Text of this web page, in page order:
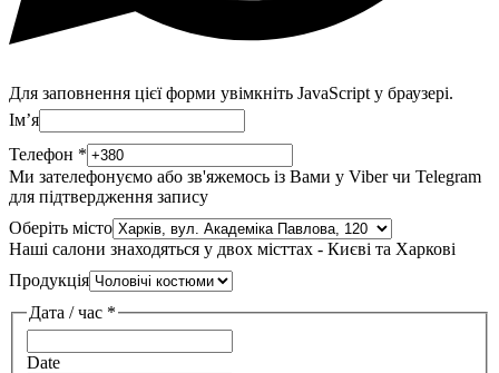
Для заповнення цієї форми увімкніть JavaScript у браузері.
Імʼя
Телефон *
Ми зателефонуємо або зв'яжемось із Вами у Viber чи Telegram
для підтвердження запису
Оберіть місто
Наші салони знаходяться у двох місттах - Києві та Харкові
Продукція
Дата / час *
Date